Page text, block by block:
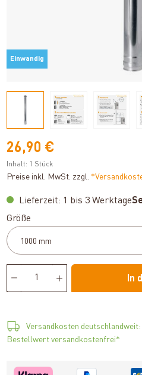
Einwandig
26,90 €
Inhalt: 1 Stück
Preise inkl. MwSt. zzgl.
Lieferzeit: 1 bis 3 Werktage
Größe
In
Versandkosten deutschlandweit:
Bestellwert versandkostenfrei*